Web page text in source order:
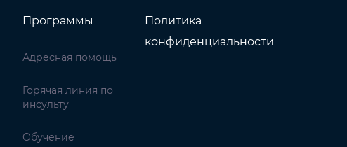
Программы
Адресная помощь
Горячая линия по
инсульту
Обучение
Политика
конфиденциальности